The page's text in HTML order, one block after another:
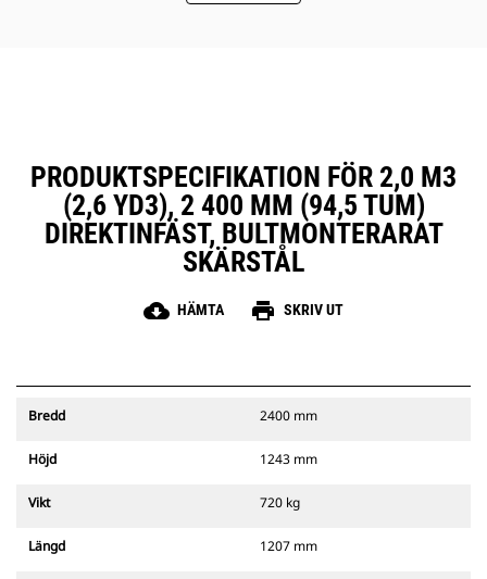
PRODUKTSPECIFIKATION FÖR 2,0 M3
(2,6 YD3), 2 400 MM (94,5 TUM)
DIREKTINFÄST, BULTMONTERARAT
SKÄRSTÅL
cloud_download HÄMTA print SKRIV UT
Bredd 2400 mm
Höjd 1243 mm
Vikt 720 kg
Längd 1207 mm